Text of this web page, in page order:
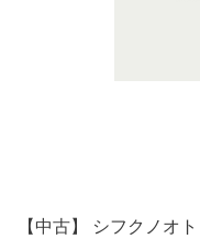
【中古】 シフクノオ